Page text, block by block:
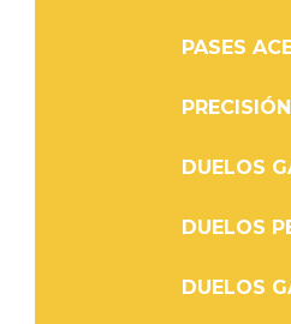
PASES
DUELOS
DUELOS
DUELOS